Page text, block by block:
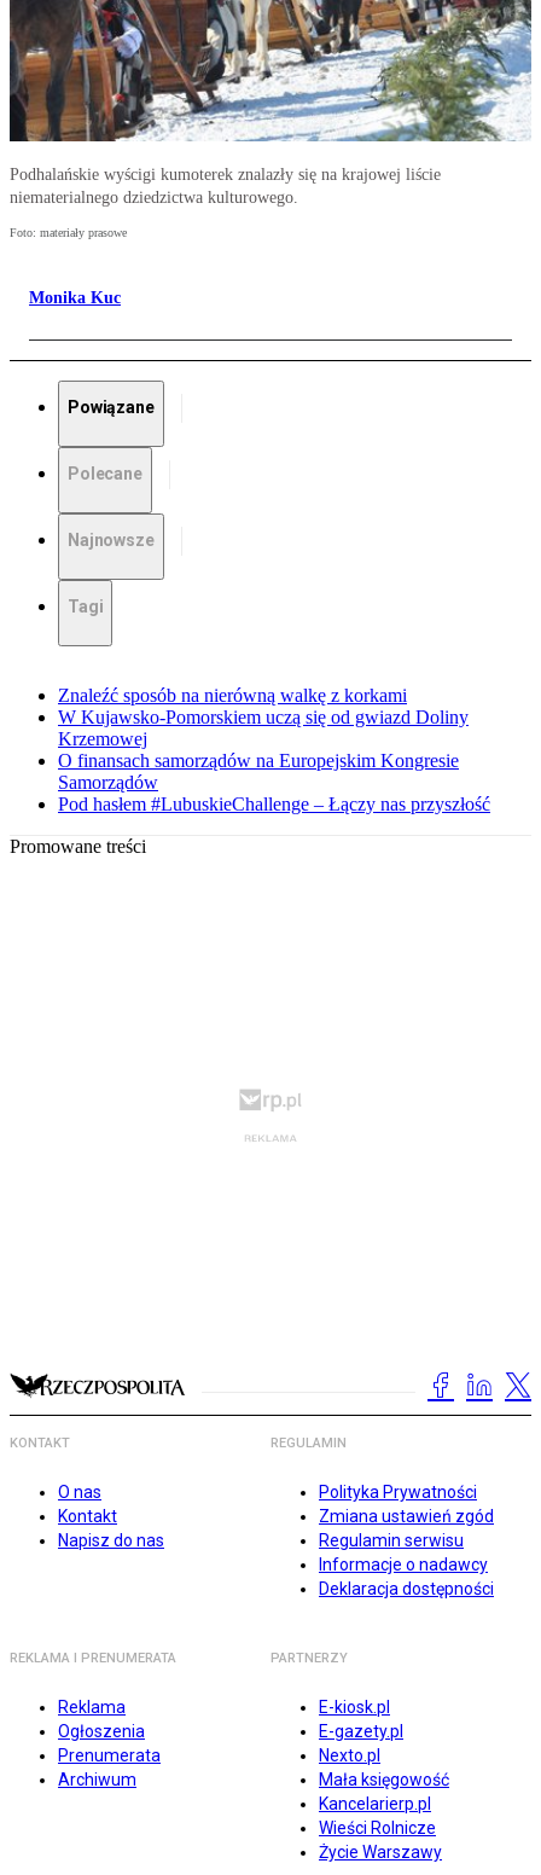
Podhalańskie wyścigi kumoterek znalazły się na krajowej liście
niematerialnego dziedzictwa kulturowego.
Foto: materiały prasowe
Monika Kuc
Powiązane
Polecane
Najnowsze
Tagi
Znaleźć sposób na nierówną walkę z korkami
W Kujawsko-Pomorskiem uczą się od gwiazd Doliny
Krzemowej
O finansach samorządów na Europejskim Kongresie
Samorządów
Pod hasłem #LubuskieChallenge – Łączy nas przyszłość
Promowane treści
KONTAKT
O nas
Kontakt
Napisz do nas
REGULAMIN
Polityka Prywatności
Zmiana ustawień zgód
Regulamin serwisu
Informacje o nadawcy
Deklaracja dostępności
REKLAMA I PRENUMERATA
Reklama
Ogłoszenia
Prenumerata
Archiwum
PARTNERZY
E-kiosk.pl
E-gazety.pl
Nexto.pl
Mała księgowość
Kancelarierp.pl
Wieści Rolnicze
Życie Warszawy